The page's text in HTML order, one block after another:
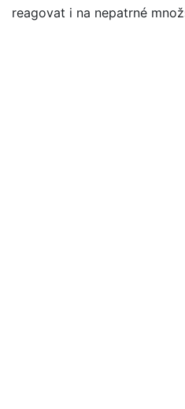
reagovat i na nepatrné